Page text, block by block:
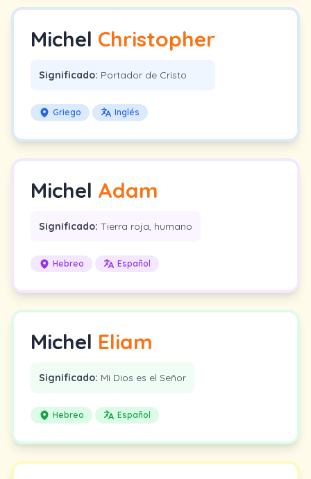
Michel Christopher
Significado: Portador de Cristo
Griego Inglés
Michel Adam
Significado: Tierra roja, humano
Hebreo Español
Michel Eliam
Significado: Mi Dios es el Señor
Hebreo Español